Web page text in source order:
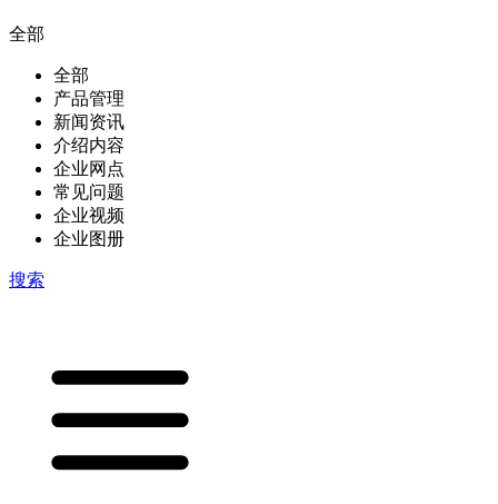
全部
全部
产品管理
新闻资讯
介绍内容
企业网点
常见问题
企业视频
企业图册
搜索